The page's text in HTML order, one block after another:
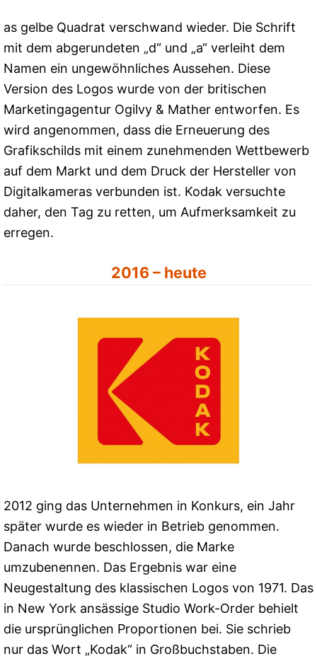
as gelbe Quadrat verschwand wieder. Die Schrift
mit dem abgerundeten „d“ und „a“ verleiht dem
Namen ein ungewöhnliches Aussehen. Diese
Version des Logos wurde von der britischen
Marketingagentur Ogilvy & Mather entworfen. Es
wird angenommen, dass die Erneuerung des
Grafikschilds mit einem zunehmenden Wettbewerb
auf dem Markt und dem Druck der Hersteller von
Digitalkameras verbunden ist. Kodak versuchte
daher, den Tag zu retten, um Aufmerksamkeit zu
erregen.
2016 – heute
2012 ging das Unternehmen in Konkurs, ein Jahr
später wurde es wieder in Betrieb genommen.
Danach wurde beschlossen, die Marke
umzubenennen. Das Ergebnis war eine
Neugestaltung des klassischen Logos von 1971. Das
in New York ansässige Studio Work-Order behielt
die ursprünglichen Proportionen bei. Sie schrieb
nur das Wort „Kodak“ in Großbuchstaben. Die